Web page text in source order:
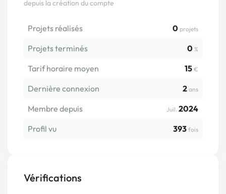
depuis la création du compte
Projets réalisés 0 projets
Projets terminés 0 %
Tarif horaire moyen 15 €
Dernière connexion 2 ans
Membre depuis Juil. 2024
Profil vu
393 fois
Vérifications